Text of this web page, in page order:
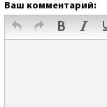
Ваш комментарий: